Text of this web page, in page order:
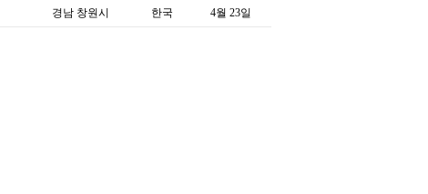
경남 창원시 한국 4월 23일